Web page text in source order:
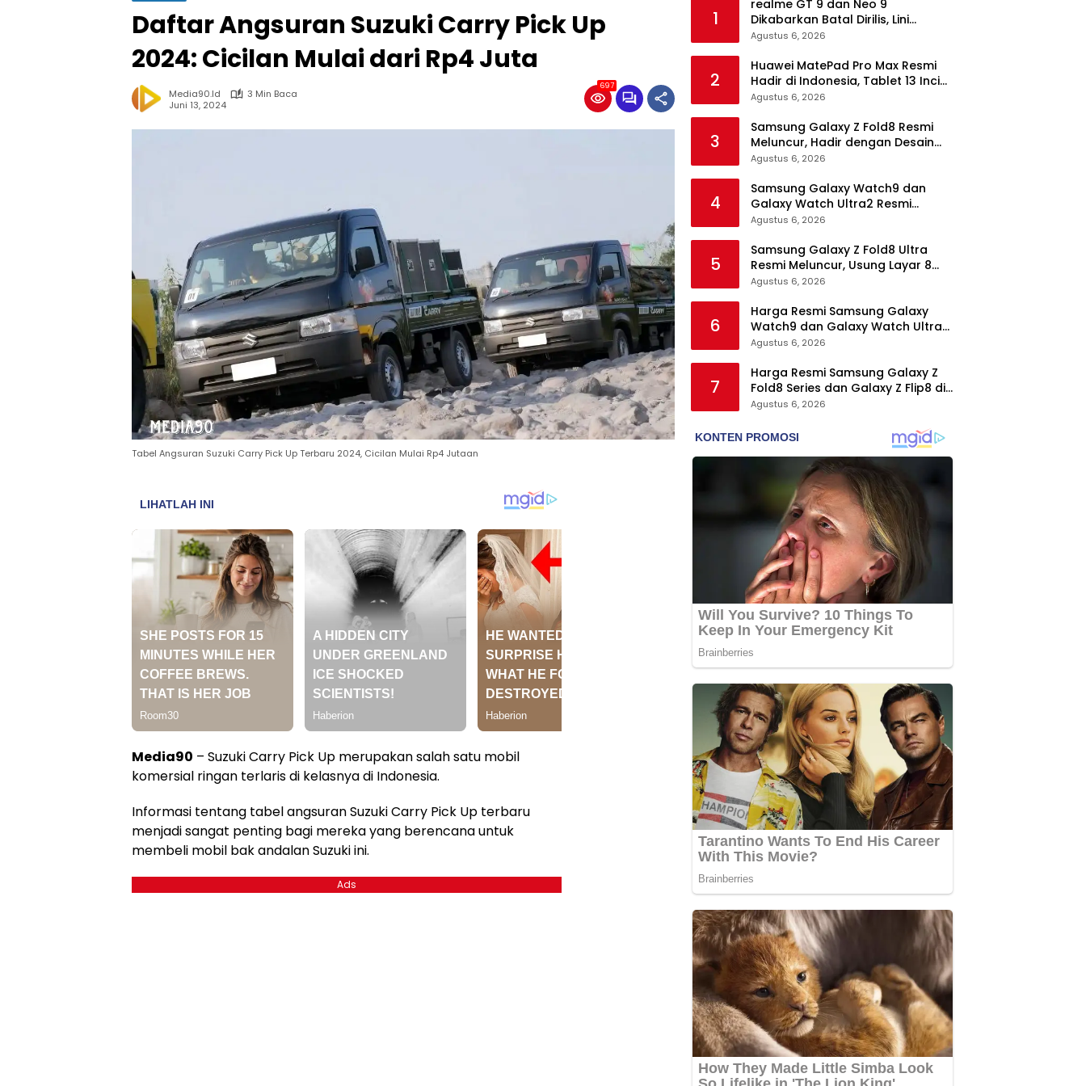
Daftar Angsuran Suzuki Carry Pick Up
2024: Cicilan Mulai dari Rp4 Juta
Media90.id
3 Min Baca
Juni 13, 2024
697
Tabel Angsuran Suzuki Carry Pick Up Terbaru 2024, Cicilan Mulai Rp4 Jutaan
Media90 – Suzuki Carry Pick Up merupakan salah satu mobil
komersial ringan terlaris di kelasnya di Indonesia.
Informasi tentang tabel angsuran Suzuki Carry Pick Up terbaru
menjadi sangat penting bagi mereka yang berencana untuk
membeli mobil bak andalan Suzuki ini.
Ads
1
realme GT 9 dan Neo 9
Dikabarkan Batal Dirilis, Lini
Flagship realme Terancam
Agustus 6, 2026
2
Huawei MatePad Pro Max Resmi
Hadir di Indonesia, Tablet 13 Inci
Tertipis dan Teringan
Agustus 6, 2026
3
Samsung Galaxy Z Fold8 Resmi
Meluncur, Hadir dengan Desain
Lebih Pendek dan Lebar
Agustus 6, 2026
4
Samsung Galaxy Watch9 dan
Galaxy Watch Ultra2 Resmi
Meluncur, Bawa AI, Snapdragon
Baru
Agustus 6, 2026
5
Samsung Galaxy Z Fold8 Ultra
Resmi Meluncur, Usung Layar 8
Inci, Kamera 200MP dan
Agustus 6, 2026
6
Harga Resmi Samsung Galaxy
Watch9 dan Galaxy Watch Ultra2
di Indonesia, Mulai Rp5,9 Jutaan
Agustus 6, 2026
7
Harga Resmi Samsung Galaxy Z
Fold8 Series dan Galaxy Z Flip8 di
Indonesia, Mulai Rp19 Jutaan
Agustus 6, 2026